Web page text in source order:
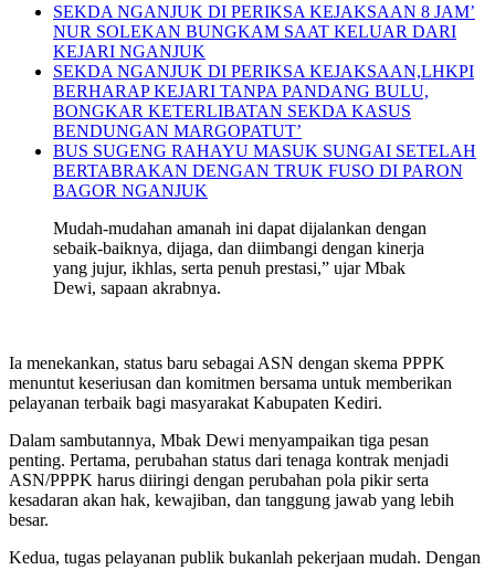
SEKDA NGANJUK DI PERIKSA KEJAKSAAN 8 JAM’
NUR SOLEKAN BUNGKAM SAAT KELUAR DARI
KEJARI NGANJUK
SEKDA NGANJUK DI PERIKSA KEJAKSAAN,LHKPI
BERHARAP KEJARI TANPA PANDANG BULU,
BONGKAR KETERLIBATAN SEKDA KASUS
BENDUNGAN MARGOPATUT’
BUS SUGENG RAHAYU MASUK SUNGAI SETELAH
BERTABRAKAN DENGAN TRUK FUSO DI PARON
BAGOR NGANJUK
Mudah-mudahan amanah ini dapat dijalankan dengan
sebaik-baiknya, dijaga, dan diimbangi dengan kinerja
yang jujur, ikhlas, serta penuh prestasi,” ujar Mbak
Dewi, sapaan akrabnya.
Ia menekankan, status baru sebagai ASN dengan skema PPPK
menuntut keseriusan dan komitmen bersama untuk memberikan
pelayanan terbaik bagi masyarakat Kabupaten Kediri.
Dalam sambutannya, Mbak Dewi menyampaikan tiga pesan
penting. Pertama, perubahan status dari tenaga kontrak menjadi
ASN/PPPK harus diiringi dengan perubahan pola pikir serta
kesadaran akan hak, kewajiban, dan tanggung jawab yang lebih
besar.
Kedua, tugas pelayanan publik bukanlah pekerjaan mudah. Dengan